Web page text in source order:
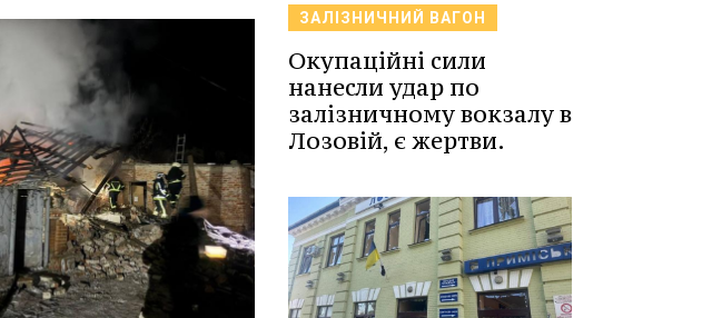
ЗАЛІЗНИЧНИЙ ВАГОН
Окупаційні сили
нанесли удар по
залізничному вокзалу в
Лозовій, є жертви.